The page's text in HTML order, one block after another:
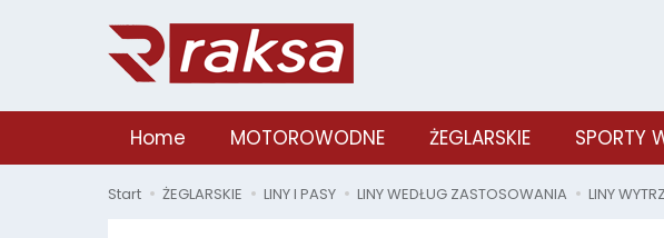
Home MOTOROWODNE ŻEGLARSKIE SPORTY
Start ŻEGLARSKIE LINY I PASY LINY WEDŁUG ZASTOSOWANIA LINY